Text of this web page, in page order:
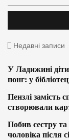
Недавні записи
У Ладижині
понг: у
Пензлі замість
створювали
Побив сестру
чоловіка після